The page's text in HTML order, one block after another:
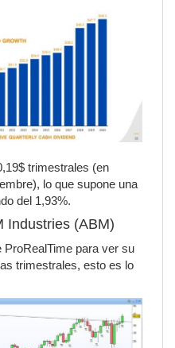
trimestrales (en
lo que supone una
del 1,93%.
Industries (ABM)
para ver su
trimestrales, esto es lo